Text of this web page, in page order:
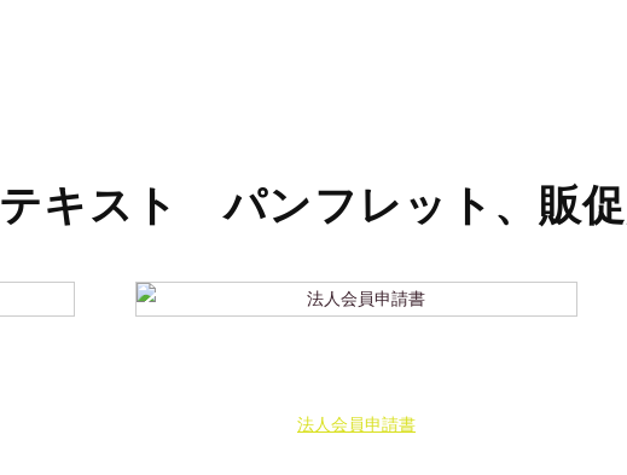
テキスト パンフレット、販
法人会員申請書